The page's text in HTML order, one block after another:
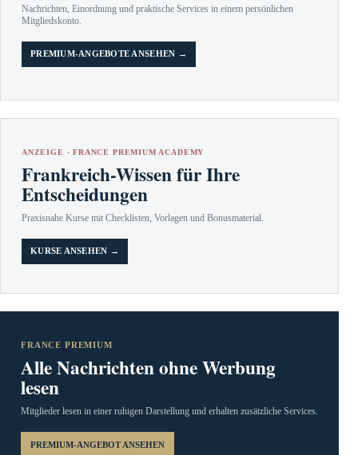
Nachrichten, Einordnung und praktische Services in einem persönlichen
Mitgliedskonto.
PREMIUM-ANGEBOTE ANSEHEN →
ANZEIGE · FRANCE PREMIUM ACADEMY
Frankreich-Wissen für Ihre
Entscheidungen
Praxisnahe Kurse mit Checklisten, Vorlagen und Bonusmaterial.
KURSE ANSEHEN →
FRANCE PREMIUM
Alle Nachrichten ohne Werbung
lesen
Mitglieder lesen in einer ruhigen Darstellung und erhalten zusätzliche Services.
PREMIUM-ANGEBOT ANSEHEN